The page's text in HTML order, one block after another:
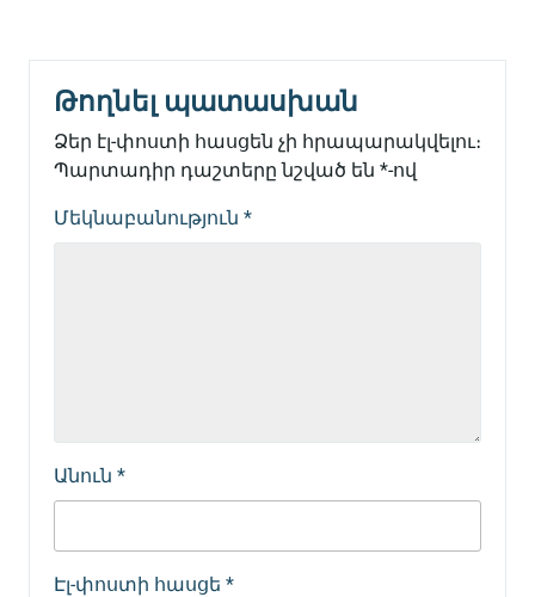
Թողնել պատասխան
Ձեր էլ-փոստի հասցեն չի հրապարակվելու։
Պարտադիր դաշտերը նշված են *-ով
Մեկնաբանություն *
Անուն *
Էլ-փոստի հասցե *